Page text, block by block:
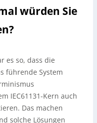
würden Sie
es so, dass die
führende System
IEC61131-Kern auch
Das machen
solche Lösungen